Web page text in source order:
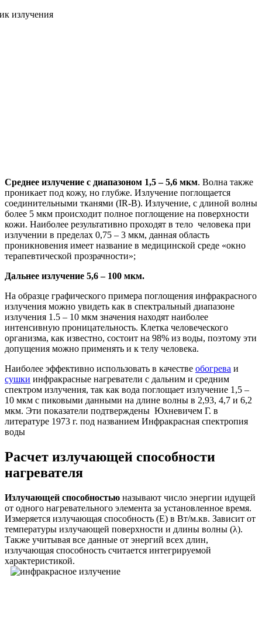
Среднее излучение с диапазоном 1,5 – 5,6 мкм. Волна также
проникает под кожу, но глубже. Излучение поглощается
соединительными тканями (IR-B). Излучение, с длиной волны
более 5 мкм происходит полное поглощение на поверхности
кожи. Наиболее результативно проходят в тело человека при
излучении в пределах 0,75 – 3 мкм, данная область
проникновения имеет название в медицинской среде «окно
терапевтической прозрачности»;
Дальнее излучение 5,6 – 100 мкм.
На образце графического примера поглощения инфракрасного
излучения можно увидеть как в спектральный диапазоне
излучения 1.5 – 10 мкм значения находят наиболее
интенсивную проницательность. Клетка человеческого
организма, как известно, состоит на 98% из воды, поэтому эти
допущения можно применять и к телу человека.
Наиболее эффективно использовать в качестве обогрева и
сушки инфракрасные нагреватели с дальним и средним
спектром излучения, так как вода поглощает излучение 1,5 –
10 мкм с пиковыми данными на длине волны в 2,93, 4,7 и 6,2
мкм. Эти показатели подтверждены Юхневичем Г. в
литературе 1973 г. под названием Инфракрасная спектропия
воды
Расчет излучающей способности
нагревателя
Излучающей способностью называют число энергии идущей
от одного нагревательного элемента за установленное время.
Измеряется излучающая способность (Е) в Вт/м.кв. Зависит от
температуры излучающей поверхности и длины волны (λ).
Также учитывая все данные от энергий всех длин,
излучающая способность считается интегрируемой
характеристикой.